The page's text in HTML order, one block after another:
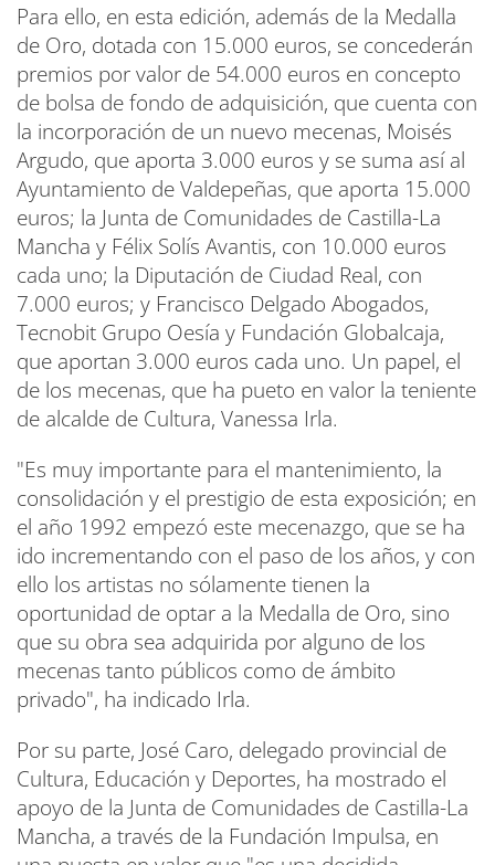
Para ello, en esta edición, además de la Medalla
de Oro, dotada con 15.000 euros, se concederán
premios por valor de 54.000 euros en concepto
de bolsa de fondo de adquisición, que cuenta con
la incorporación de un nuevo mecenas, Moisés
Argudo, que aporta 3.000 euros y se suma así al
Ayuntamiento de Valdepeñas, que aporta 15.000
euros; la Junta de Comunidades de Castilla-La
Mancha y Félix Solís Avantis, con 10.000 euros
cada uno; la Diputación de Ciudad Real, con
7.000 euros; y Francisco Delgado Abogados,
Tecnobit Grupo Oesía y Fundación Globalcaja,
que aportan 3.000 euros cada uno. Un papel, el
de los mecenas, que ha pueto en valor la teniente
de alcalde de Cultura, Vanessa Irla.
"Es muy importante para el mantenimiento, la
consolidación y el prestigio de esta exposición; en
el año 1992 empezó este mecenazgo, que se ha
ido incrementando con el paso de los años, y con
ello los artistas no sólamente tienen la
oportunidad de optar a la Medalla de Oro, sino
que su obra sea adquirida por alguno de los
mecenas tanto públicos como de ámbito
privado", ha indicado Irla.
Por su parte, José Caro, delegado provincial de
Cultura, Educación y Deportes, ha mostrado el
apoyo de la Junta de Comunidades de Castilla-La
Mancha, a través de la Fundación Impulsa, en